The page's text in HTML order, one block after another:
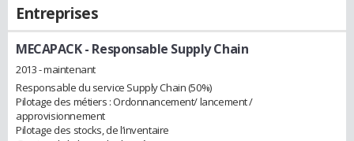
Entreprises
MECAPACK- Responsable Supply Chain
2013 - maintenant
Responsable du service Supply Chain (50%)
Pilotage des métiers : Ordonnancement/ lancement /
approvisionnement
Pilotage des stocks, de l’inventaire